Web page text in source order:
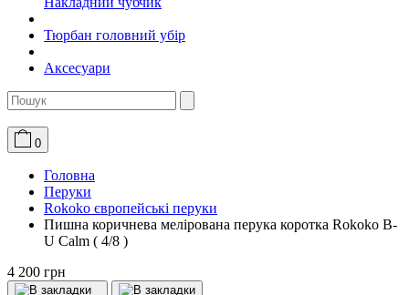
Тюрбан головний убір
Аксесуари
0
Головна
Перуки
Rokoko європейські перуки
Пишна коричнева мелірована перука коротка Rokoko B-
U Calm ( 4/8 )
4 200 грн